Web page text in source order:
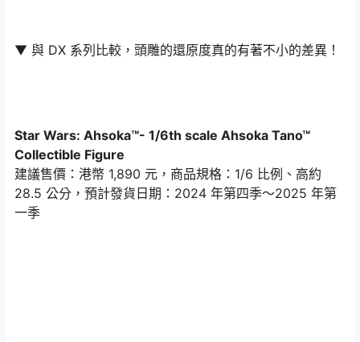
▼ 與 DX 系列比較，頭雕的還原度真的有著不小的差異！
Star Wars: Ahsoka™- 1/6th scale Ahsoka Tano™
Collectible Figure
建議售價：港幣 1,890 元，商品規格：1/6 比例、高約
28.5 公分，預計發貨日期：2024 年第四季～2025 年第
一季